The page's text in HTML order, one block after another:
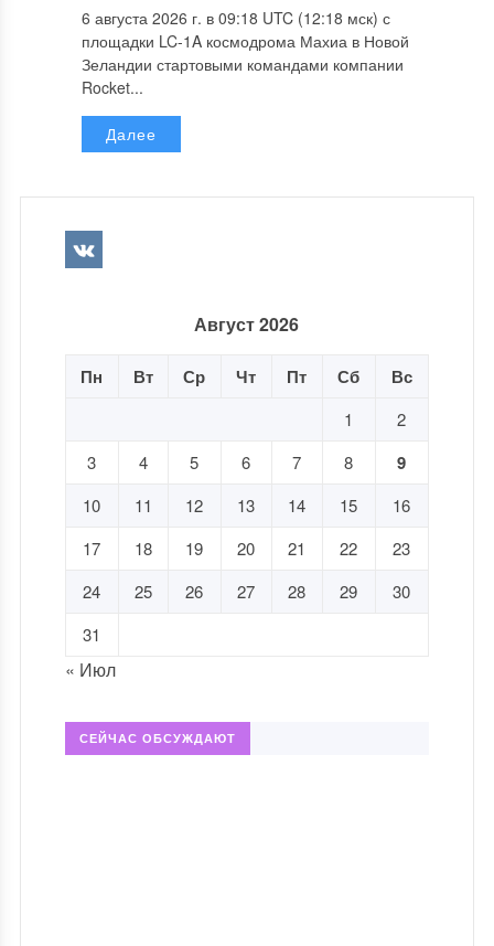
6 августа 2026 г. в 09:18 UTC (12:18 мск) с
площадки LC-1A космодрома Махиа в Новой
Зеландии стартовыми командами компании
Rocket...
Далее
Август 2026
Пн Вт Ср Чт Пт Сб Вс
1
2
3
4 5 6 7 8 9
10 11 12 13 14 15
16
17
18 19 20 21 22
23
24
25 26 27 28 29
30
31
« Июл
СЕЙЧАС ОБСУЖДАЮТ